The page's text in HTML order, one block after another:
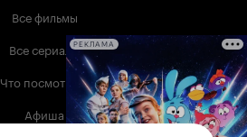
Все фильмы
Все сериалы
Что посмотреть
Афиша
РЕКЛАМА